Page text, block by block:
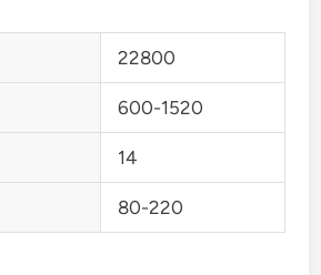
22800
600-1520
14
80-220